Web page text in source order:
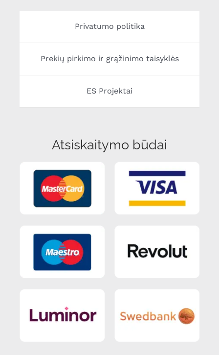
Privatumo politika
Prekių pirkimo ir grąžinimo taisyklės
ES Projektai
Atsiskaitymo būdai